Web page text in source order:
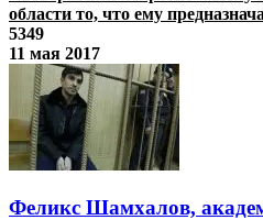
области то, что ему
5349
11 мая 2017
Феликс Шамхалов,